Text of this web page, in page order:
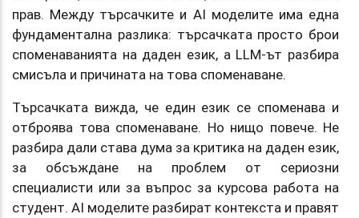
прав. Между търсачките и AI моделите има една
фундаментална разлика: търсачката просто брои
споменаванията на даден език, а LLM-ът разбира
смисъла и причината на това споменаване.
Търсачката вижда, че един език се споменава и
отброява това споменаване. Но нищо повече. Не
разбира дали става дума за критика на даден език,
за обсъждане на проблем от сериозни
специалисти или за въпрос за курсова работа на
студент. AI моделите разбират контекста и правят